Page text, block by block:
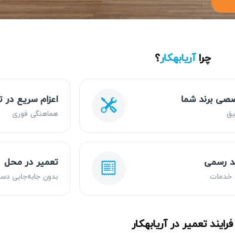
چراآریابهکار؟
برند شما اعزام سریع در
هماهنگی فوری
رسمی
خدمات
تعمیر در محل
بدون جابه‌جایی
فرایند تعمیر در آریابهکار